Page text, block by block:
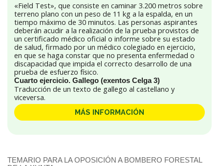
«Field Test», que consiste en caminar 3.200 metros sobre
terreno plano con un peso de 11 kg a la espalda, en un
tiempo máximo de 30 minutos. Las personas aspirantes
deberán acudir a la realización de la prueba provistos de
un certificado médico oficial o informe sobre su estado
de salud, firmado por un médico colegiado en ejercicio,
en que se haga constar que no presenta enfermedad o
discapacidad que impida el correcto desarrollo de una
prueba de esfuerzo físico.
Cuarto ejercicio. Gallego (exentos Celga 3)
Traducción de un texto de gallego al castellano y
viceversa.
MÁS INFORMACIÓN
TEMARIO PARA LA OPOSICIÓN A BOMBERO FORESTAL